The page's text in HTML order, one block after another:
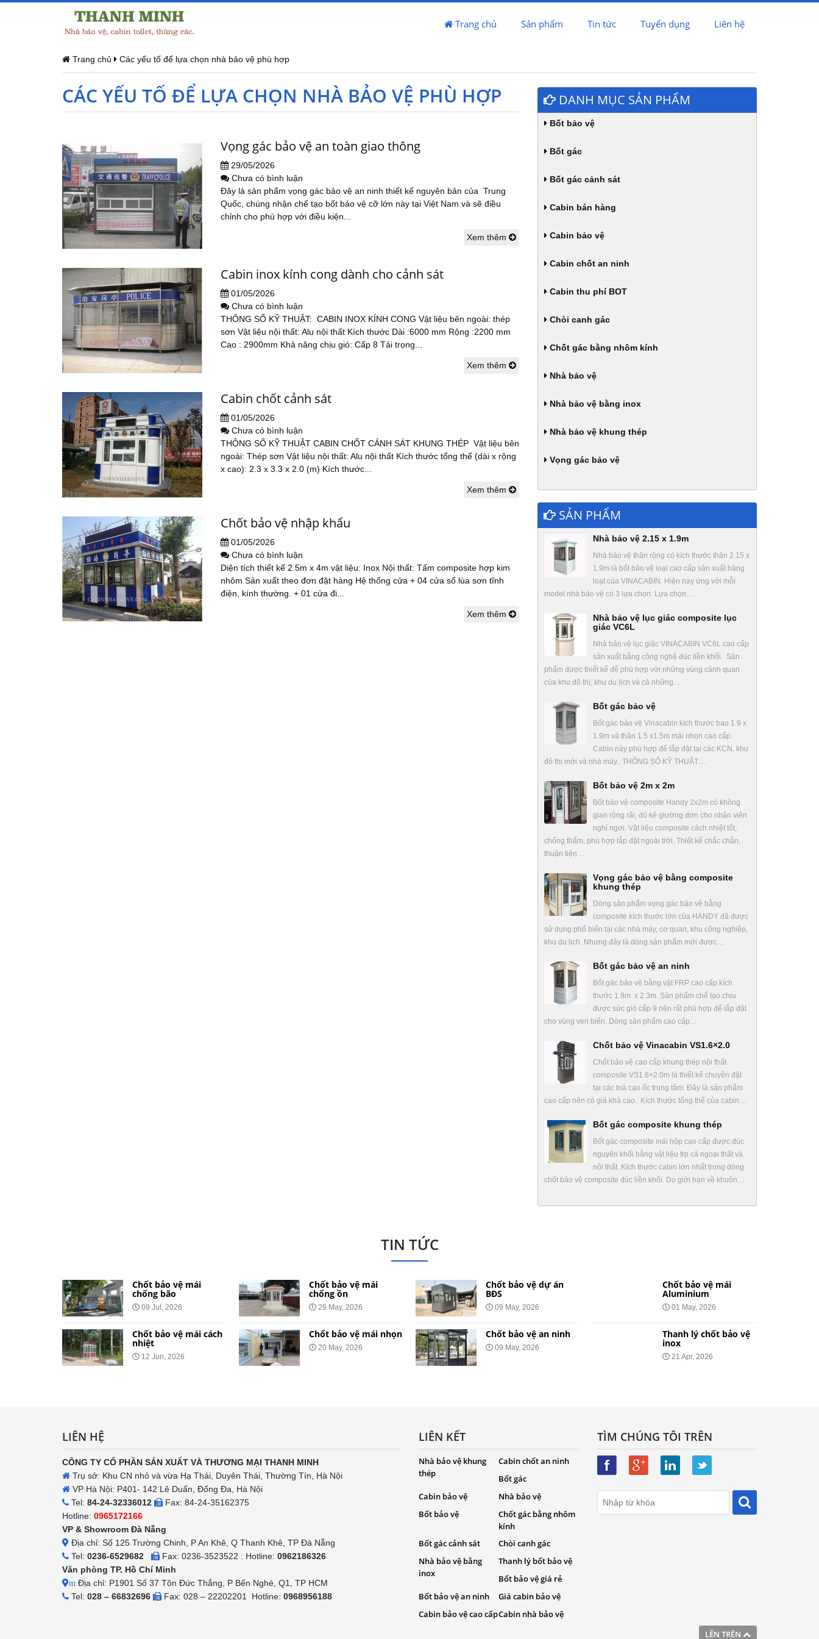
Trang chủ Sản phẩm Tin tức Tuyển dụng Liên hệ
Trang chủ Các yếu tố để lựa chọn nhà bảo vệ phù hợp
CÁC YẾU TỐ ĐỂ LỰA CHỌN NHÀ BẢO VỆ PHÙ HỢP
Vọng gác bảo vệ an toàn giao thông
29/05/2026
Chưa có bình luận
Đây là sản phẩm vọng gác bảo vệ an ninh thiết kế nguyên bản của Trung
Quốc, chúng nhận chế tạo bốt bảo vệ cỡ lớn này tại Việt Nam và sẽ điều
chỉnh cho phù hợp với điều kiện...
Xem thêm
Cabin inox kính cong dành cho cảnh sát
01/05/2026
Chưa có bình luận
THÔNG SỐ KỸ THUẬT: CABIN INOX KÍNH CONG Vật liệu bên ngoài: thép
sơn Vật liệu nội thất: Alu nội thất Kích thước Dài :6000 mm Rộng :2200 mm
Cao : 2900mm Khả năng chịu gió: Cấp 8 Tải trọng...
Xem thêm
Cabin chốt cảnh sát
01/05/2026
Chưa có bình luận
THÔNG SỐ KỸ THUẬT CABIN CHỐT CẢNH SÁT KHUNG THÉP Vật liệu bên
ngoài: Thép sơn Vật liệu nội thất: Alu nội thất Kích thước tổng thể (dài x rộng
x cao): 2.3 x 3.3 x 2.0 (m) Kích thước...
Xem thêm
Chốt bảo vệ nhập khẩu
01/05/2026
Chưa có bình luận
Diện tích thiết kế 2.5m x 4m vật liệu: Inox Nội thất: Tấm composite hợp kim
nhôm Sản xuất theo đơn đặt hàng Hệ thống cửa + 04 cửa sổ lùa sơn tĩnh
điện, kính thường. + 01 cửa đi...
Xem thêm
DANH MỤC SẢN PHẨM
Bốt bảo vệ
Bốt gác
Bốt gác cảnh sát
Cabin bán hàng
Cabin bảo vệ
Cabin chốt an ninh
Cabin thu phí BOT
Chòi canh gác
Chốt gác bằng nhôm kính
Nhà bảo vệ
Nhà bảo vệ bằng inox
Nhà bảo vệ khung thép
Vọng gác bảo vệ
SẢN PHẨM
Nhà bảo vệ 2.15 x 1.9m
Nhà bảo vệ thân rộng có kích thước thân 2.15 x
1.9m là bốt bảo vệ loại cao cấp sản xuất hàng
loạt của VINACABIN. Hiện nay ứng với mỗi
model nhà bảo vệ có 3 lựa chọn: Lựa chọn…
Nhà bảo vệ lục giác composite lục
giác VC6L
Nhà bảo vệ lục giác VINACABIN VC6L cao cấp
sản xuất bằng công nghệ đúc liền khối. Sản
phẩm được thiết kế để phù hợp với những vùng cảnh quan
của khu đô thị, khu du lịch và cả những…
Bốt gác bảo vệ
Bốt gác bảo vệ Vinacabin kích thước bao 1.9 x
1.9m và thân 1.5 x1.5m mái nhọn cao cấp.
Cabin này phù hợp để lắp đặt tại các KCN, khu
đô thị mới và nhà máy.. THÔNG SỐ KỸ THUẬT…
Bốt bảo vệ 2m x 2m
Bốt bảo vệ composite Handy 2x2m có không
gian rộng rãi, đủ kê giường đơn cho nhân viên
nghỉ ngơi. Vật liệu composite cách nhiệt tốt,
chống thấm, phù hợp lắp đặt ngoài trời. Thiết kế chắc chắn,
thuận tiện…
Vọng gác bảo vệ bằng composite
khung thép
Dòng sản phẩm vọng gác bảo vệ bằng
composite kích thước lớn của HANDY đã được
sử dụng phổ biến tại các nhà máy, cơ quan, khu công nghiệp,
khu du lịch. Nhưng đây là dòng sản phẩm mới được…
Bốt gác bảo vệ an ninh
Bốt gác bảo vệ bằng vật FRP cao cấp kích
thước 1.9m x 2.3m. Sản phẩm chế tạo chịu
được sức gió cấp 9 nên rất phù hợp để lắp đặt
cho vùng ven biển. Dòng sản phẩm cao cấp…
Chốt bảo vệ Vinacabin VS1.6×2.0
Chốt bảo vệ cao cấp khung thép nội thất
composite VS1.6×2.0m là thiết kế chuyên đặt
tại các toà cao ốc trung tâm. Đây là sản phẩm
cao cấp nên có giá khá cao. Kích thước tổng thể của cabin…
Bốt gác composite khung thép
Bốt gác composite mái hộp cao cấp được đúc
nguyên khối bằng vật liệu frp cả ngoại thất và
nội thất. Kích thước cabin lớn nhất trong dòng
chốt bảo vệ composite đúc liền khối. Do giới hạn về khuôn…
TIN TỨC
Chốt bảo vệ mái
chống bão
09 Jul, 2026
Chốt bảo vệ mái cách
nhiệt
12 Jun, 2026
Chốt bảo vệ mái
chống ồn
29 May, 2026
Chốt bảo vệ mái nhọn
20 May, 2026
Chốt bảo vệ dự án
BĐS
09 May, 2026
Chốt bảo vệ an ninh
09 May, 2026
Chốt bảo vệ mái
Aluminium
01 May, 2026
Thanh lý chốt bảo vệ
inox
21 Apr, 2026
LÊN TRÊN
LIÊN HỆ
CÔNG TY CỔ PHẦN SẢN XUẤT VÀ THƯƠNG MẠI THANH MINH
Trụ sở: Khu CN nhỏ và vừa Hạ Thái, Duyên Thái, Thường Tín, Hà Nội
VP Hà Nội: P401- 142 Lê Duẩn, Đống Đa, Hà Nội
Tel: 84-24-32336012
Fax: 84-24-35162375
Hotline: 0965172166
VP & Showroom Đà Nẵng
Địa chỉ: Số 125 Trường Chinh, P An Khê, Q Thanh Khê, TP Đà Nẵng
Tel: 0236-6529682 Fax: 0236-3523522 : Hotline: 0962186326
Văn phòng TP. Hồ Chí Minh
m Địa chỉ: P1901 Số 37 Tôn Đức Thắng, P Bến Nghé, Q1, TP HCM
Tel: 028 – 66832696 Fax: 028 – 22202201 Hotline: 0968956188
LIÊN KẾT
Nhà bảo vệ khung
thép
Cabin chốt an ninh
Bốt gác
Cabin bảo vệ
Nhà bảo vệ
Bốt bảo vệ
Chốt gác bằng nhôm
kính
Bốt gác cảnh sát
Chòi canh gác
Nhà bảo vệ bằng
inox
Thanh lý bốt bảo vệ
Bốt bảo vệ giá rẻ
Bốt bảo vệ an ninh
Giá cabin bảo vệ
Cabin bảo vệ cao cấpCabin nhà bảo vệ
TÌM CHÚNG TÔI TRÊN